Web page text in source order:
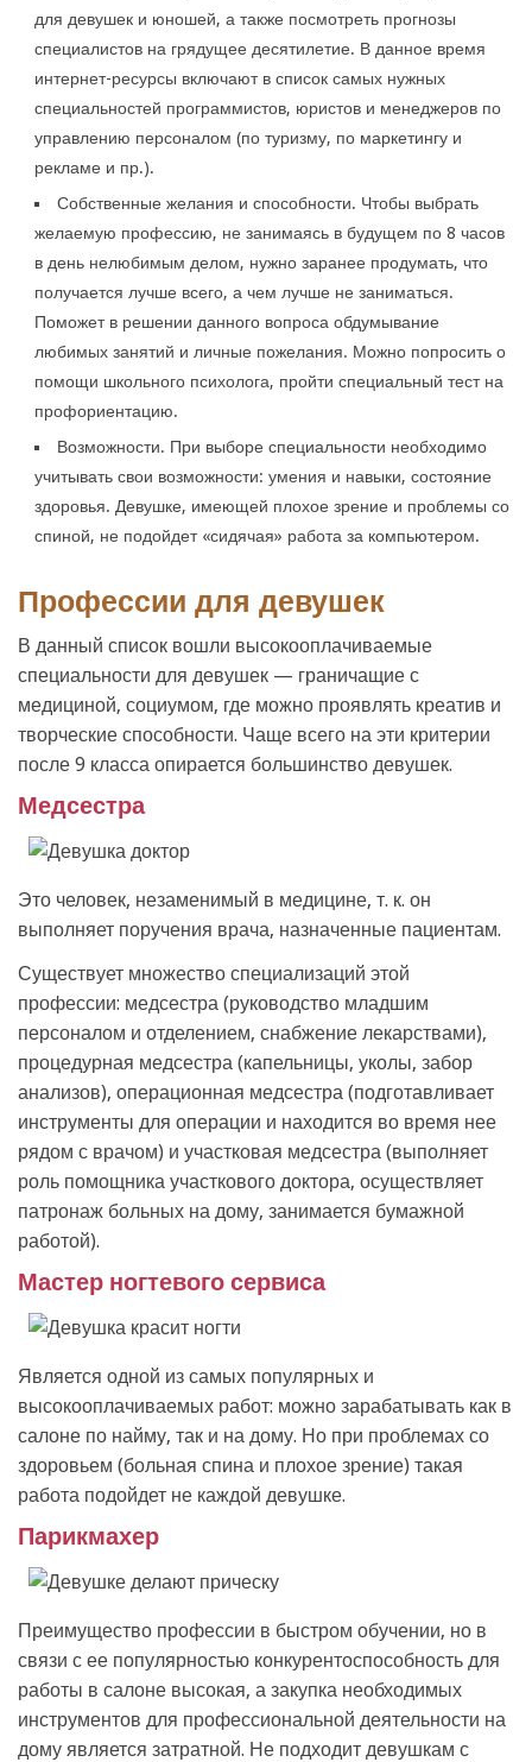
для девушек и юношей, а также посмотреть прогнозы
специалистов на грядущее десятилетие. В данное время
интернет-ресурсы включают в список самых нужных
специальностей программистов, юристов и менеджеров по
управлению персоналом (по туризму, по маркетингу и
рекламе и пр.).
Собственные желания и способности. Чтобы выбрать
желаемую профессию, не занимаясь в будущем по 8 часов
в день нелюбимым делом, нужно заранее продумать, что
получается лучше всего, а чем лучше не заниматься.
Поможет в решении данного вопроса обдумывание
любимых занятий и личные пожелания. Можно попросить о
помощи школьного психолога, пройти специальный тест на
профориентацию.
Возможности. При выборе специальности необходимо
учитывать свои возможности: умения и навыки, состояние
здоровья. Девушке, имеющей плохое зрение и проблемы со
спиной, не подойдет «сидячая» работа за компьютером.
Профессии для девушек
В данный список вошли высокооплачиваемые
специальности для девушек — граничащие с
медициной, социумом, где можно проявлять креатив и
творческие способности. Чаще всего на эти критерии
после 9 класса опирается большинство девушек.
Медсестра
Это человек, незаменимый в медицине, т. к. он
выполняет поручения врача, назначенные пациентам.
Существует множество специализаций этой
профессии: медсестра (руководство младшим
персоналом и отделением, снабжение лекарствами),
процедурная медсестра (капельницы, уколы, забор
анализов), операционная медсестра (подготавливает
инструменты для операции и находится во время нее
рядом с врачом) и участковая медсестра (выполняет
роль помощника участкового доктора, осуществляет
патронаж больных на дому, занимается бумажной
работой).
Мастер ногтевого сервиса
Является одной из самых популярных и
высокооплачиваемых работ: можно зарабатывать как в
салоне по найму, так и на дому. Но при проблемах со
здоровьем (больная спина и плохое зрение) такая
работа подойдет не каждой девушке.
Парикмахер
Преимущество профессии в быстром обучении, но в
связи с ее популярностью конкурентоспособность для
работы в салоне высокая, а закупка необходимых
инструментов для профессиональной деятельности на
дому является затратной. Не подходит девушкам с